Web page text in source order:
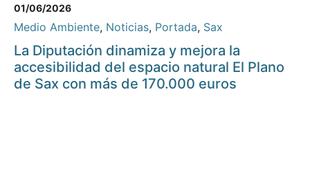
01/06/2026
Medio Ambiente, Noticias, Portada, Sax
La Diputación dinamiza y mejora la
accesibilidad del espacio natural El Plano
de Sax con más de 170.000 euros